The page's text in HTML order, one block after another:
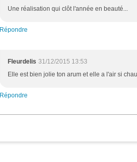
Une réalisation qui clôt l'année en beauté...
Répondre
Fleurdelis 31/12/2015 13:53
Elle est bien jolie ton arum et elle a l'air si
Répondre